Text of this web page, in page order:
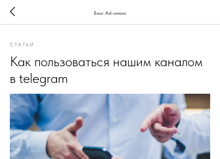
Блог Ad-unions
СТАТЬИ
Как пользоваться нашим каналом
в telegram